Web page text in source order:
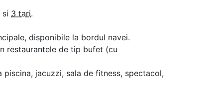
si 3 tari.
disponibile la bordul navei.
restaurantele de tip bufet (cu
jacuzzi, sala de fitness, spectacol,